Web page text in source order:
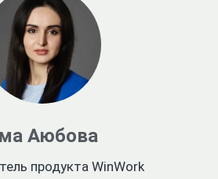
Аюбова
продукта WinWork